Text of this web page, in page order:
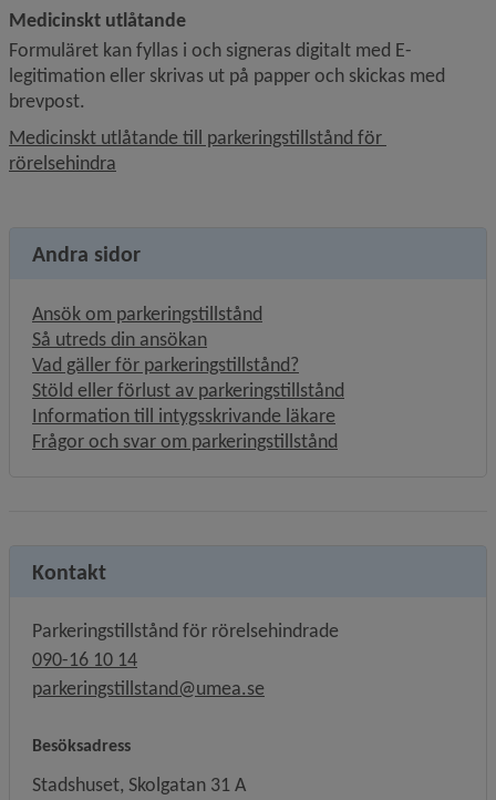
Medicinskt utlåtande
Formuläret kan fyllas i och signeras digitalt med E-
legitimation eller skrivas ut på papper och skickas med
brevpost.
Medicinskt utlåtande till parkeringstillstånd för
rörelsehindra
Andra sidor
Ansök om parkeringstillstånd
Så utreds din ansökan
Vad gäller för parkeringstillstånd?
Stöld eller förlust av parkeringstillstånd
Information till intygsskrivande läkare
Frågor och svar om parkeringstillstånd
Kontakt
Parkeringstillstånd för rörelsehindrade
090-16 10 14
parkeringstillstand@umea.se
Besöksadress
Stadshuset, Skolgatan 31 A